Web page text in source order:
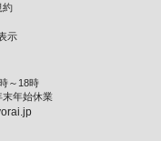
約
示
～18時
年始休業